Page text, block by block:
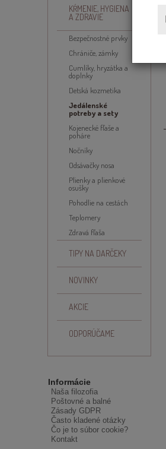
KŔMENIE, HYGIENA
A ZDRAVIE
Bezpečnostné prvky
Chrániče, zámky
Cumlíky, hryzátka a
doplnky
Detská kozmetika
Jedálenské
potreby a sety
Kojenecké fľaše a
poháre
Nočníky
Odsávačky nosa
Plienky a plienkové
osušky
Pohodlie na cestách
Teplomery
Zdravá fľaša
TIPY NA DARČEKY
NOVINKY
AKCIE
ODPORÚČAME
Informácie
Naša filozofia
Poštovné a balné
Zásady GDPR
Často kladené otázky
Čo je to súbor cookie?
Kontakt